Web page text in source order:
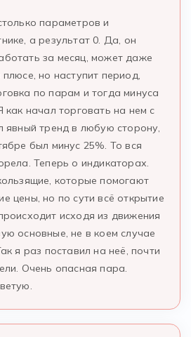
параметров и
а результат 0. Да, он
за месяц, может даже
но наступит период,
по парам и тогда минуса
как начал торговать на нем с
явный тренд в любую сторону,
был минус 25%. То вся
Теперь о индикаторах.
которые помогают
цены, но по сути всё открытие
исходя из движения
основные, не в коем случае
я раз поставил на неё, почти
Очень опасная пара.